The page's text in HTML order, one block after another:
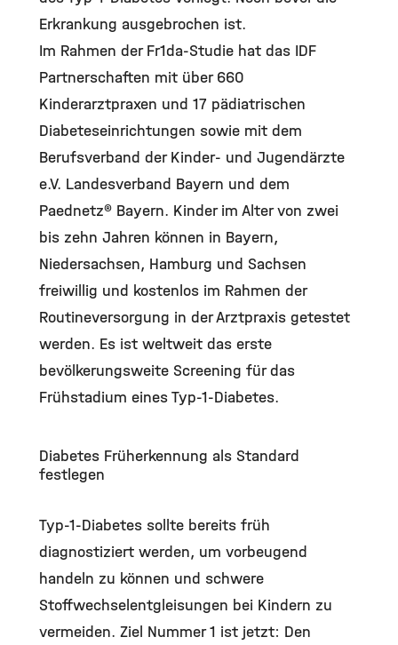
Erkrankung ausgebrochen ist.
Im Rahmen der Fr1da-Studie hat das IDF
Partnerschaften mit über 660
Kinderarztpraxen und 17 pädiatrischen
Diabeteseinrichtungen sowie mit dem
Berufsverband der Kinder- und Jugendärzte
e.V. Landesverband Bayern und dem
Paednetz® Bayern. Kinder im Alter von zwei
bis zehn Jahren können in Bayern,
Niedersachsen, Hamburg und Sachsen
freiwillig und kostenlos im Rahmen der
Routineversorgung in der Arztpraxis getestet
werden. Es ist weltweit das erste
bevölkerungsweite Screening für das
Frühstadium eines Typ-1-Diabetes.
Diabetes Früherkennung als Standard
festlegen
Typ-1-Diabetes sollte bereits früh
diagnostiziert werden, um vorbeugend
handeln zu können und schwere
Stoffwechselentgleisungen bei Kindern zu
vermeiden. Ziel Nummer 1 ist jetzt: Den